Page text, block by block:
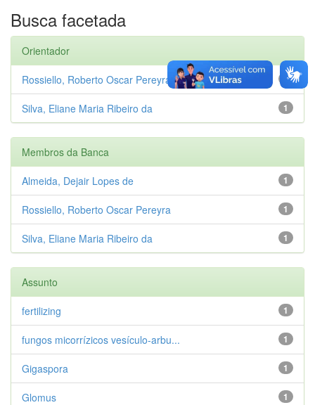
Busca facetada
Orientador
1
Rossiello, Roberto Oscar Pereyra
1
Silva, Eliane Maria Ribeiro da
Membros da Banca
1
Almeida, Dejair Lopes de
1
Rossiello, Roberto Oscar Pereyra
1
Silva, Eliane Maria Ribeiro da
Assunto
1
fertilizing
1
fungos micorrízicos vesículo-arbu...
1
Gigaspora
1
Glomus